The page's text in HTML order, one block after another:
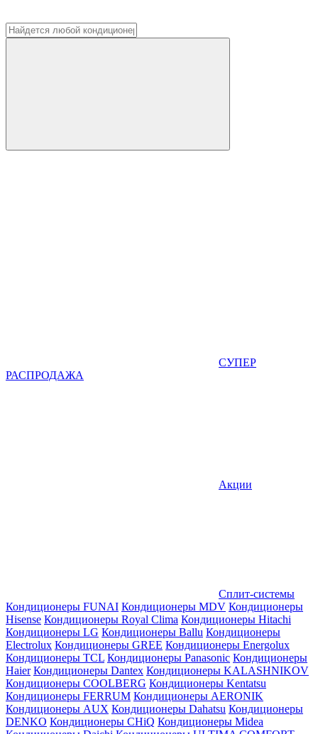
СУПЕР
РАСПРОДАЖА
Акции
Сплит-системы
Кондиционеры FUNAI Кондиционеры MDV Кондиционеры
Hisense Кондиционеры Royal Clima Кондиционеры Hitachi
Кондиционеры LG Кондиционеры Ballu Кондиционеры
Electrolux Кондиционеры GREE Кондиционеры Energolux
Кондиционеры TCL Кондиционеры Panasonic Кондиционеры
Haier Кондиционеры Dantex Кондиционеры KALASHNIKOV
Кондиционеры СOOLBERG Кондиционеры Kentatsu
Кондиционеры FERRUM Кондиционеры AERONIK
Кондиционеры AUX Кондиционеры Dahatsu Кондиционеры
DENKO Кондиционеры CHiQ Кондиционеры Midea